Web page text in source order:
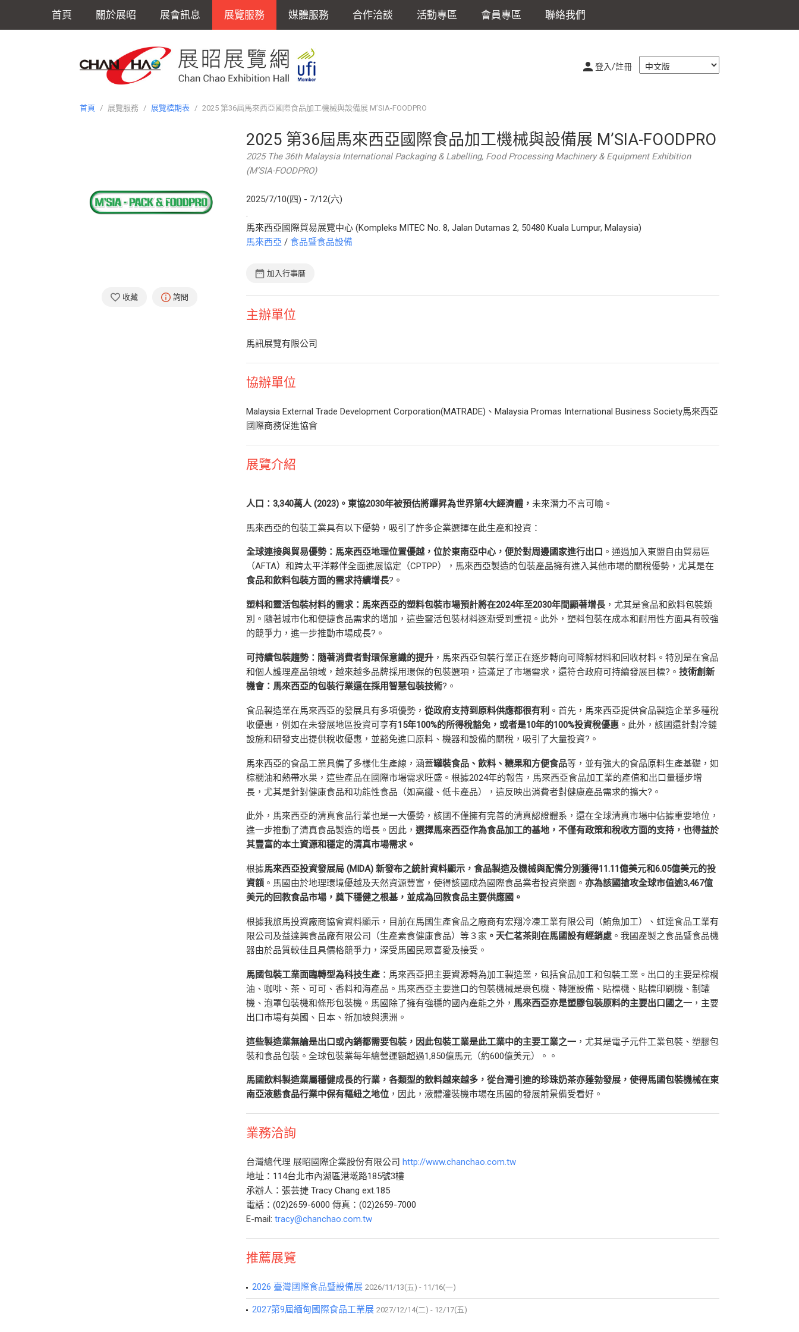
首頁 關於展昭 展會訊息 展覽服務 媒體服務 合作洽談 活動專區 會員專區 聯絡我們
登入/註冊
首頁 / 展覽服務 / 展覽檔期表 / 2025 第36屆馬來西亞國際食品加工機械與設備展 M’SIA-FOODPRO
收藏 詢問
2025 第36屆馬來西亞國際食品加工機械與設備展 M’SIA-FOODPRO
2025 The 36th Malaysia International Packaging & Labelling, Food Processing Machinery & Equipment Exhibition
(M’SIA-FOODPRO)
2025/7/10(四) - 7/12(六)
.
馬來西亞國際貿易展覽中心 (Kompleks MITEC No. 8, Jalan Dutamas 2, 50480 Kuala Lumpur, Malaysia)
馬來西亞 / 食品暨食品設備
加入行事曆
主辦單位
馬訊展覽有限公司
協辦單位
Malaysia External Trade Development Corporation(MATRADE)、Malaysia Promas International Business Society馬來西亞
國際商務促進協會
展覽介紹
人口：3,340萬人 (2023) 。東協2030年被預估將躍昇為世界第4大經濟體， 未來潛力不言可喻。
馬來西亞的包裝工業具有以下優勢，吸引了許多企業選擇在此生產和投資：
全球連接與貿易優勢：馬來西亞地理位置優越，位於東南亞中心，便於對周邊國家進行出口 。通過加入東盟自由貿易區
（AFTA）和跨太平洋夥伴全面進展協定（CPTPP），馬來西亞製造的包裝產品擁有進入其他市場的關稅優勢，尤其是在
食品和飲料包裝方面的需求持續增長?。
塑料和靈活包裝材料的需求：馬來西亞的塑料包裝市場預計將在2024年至2030年間顯著增長 ，尤其是食品和飲料包裝類
別。隨著城市化和便捷食品需求的增加，這些靈活包裝材料逐漸受到重視。此外，塑料包裝在成本和耐用性方面具有較強
的競爭力，進一步推動市場成長?。
可持續包裝趨勢：隨著消費者對環保意識的提升 ，馬來西亞包裝行業正在逐步轉向可降解材料和回收材料。特別是在食品
和個人護理產品領域，越來越多品牌採用環保的包裝選項，這滿足了市場需求，還符合政府可持續發展目標?。技術創新
機會：馬來西亞的包裝行業還在採用智慧包裝技術?。
食品製造業在馬來西亞的發展具有多項優勢，從政府支持到原料供應都很有利 。首先，馬來西亞提供食品製造企業多種稅
收優惠，例如在未發展地區投資可享有15年100%的所得稅豁免，或者是10年的100%投資稅優惠 。此外，該國還針對冷鏈
設施和研發支出提供稅收優惠，並豁免進口原料、機器和設備的關稅，吸引了大量投資?。
馬來西亞的食品工業具備了多樣化生產線，涵蓋罐裝食品、飲料、糖果和方便食品等，並有強大的食品原料生產基礎，如
棕櫚油和熱帶水果，這些產品在國際市場需求旺盛。根據2024年的報告，馬來西亞食品加工業的產值和出口量穩步增
長，尤其是針對健康食品和功能性食品（如高纖、低卡產品），這反映出消費者對健康產品需求的擴大?。
此外，馬來西亞的清真食品行業也是一大優勢，該國不僅擁有完善的清真認證體系，還在全球清真市場中佔據重要地位，
進一步推動了清真食品製造的增長。因此，選擇馬來西亞作為食品加工的基地，不僅有政策和稅收方面的支持，也得益於
其豐富的本土資源和穩定的清真市場需求。
根據馬來西亞投資發展局 (MIDA)新發布之統計資料顯示，食品製造及機械與配備分別獲得11.11億美元和6.05億美元的投
資額 。馬國由於地理環境優越及天然資源豐富，使得該國成為國際食品業者投資樂園。 亦為該國搶攻全球市值逾3,467億
美元的回教食品市場，奠下穩健之根基，並成為回教食品主要供應國。
根據我旅馬投資廠商協會資料顯示，目前在馬國生產食品之廠商有宏翔冷凍工業有限公司（鮪魚加工）、虹達食品工業有
限公司及益達興食品廠有限公司（生產素食健康食品）等３家 。天仁茗茶則在馬國設有經銷處 。我國產製之食品暨食品機
器由於品質較佳且具價格競爭力，深受馬國民眾喜愛及接受。
馬國包裝工業面臨轉型為科技生產 ：馬來西亞把主要資源轉為加工製造業，包括食品加工和包裝工業。出口的主要是棕櫚
油、咖啡、茶、可可、香料和海產品。馬來西亞主要進口的包裝機械是裹包機、轉運設備、貼標機、貼標印刷機、制罐
機、泡罩包裝機和條形包裝機。馬國除了擁有強穩的國內產能之外， 馬來西亞亦是塑膠包裝原料的主要出口國之一 ，主要
出口市場有英國、日本、新加坡與澳洲。
這些製造業無論是出口或內銷都需要包裝，因此包裝工業是此工業中的主要工業之一 ，尤其是電子元件工業包裝、塑膠包
裝和食品包裝。全球包裝業每年總營運額超過1,850億馬元（約600億美元）。。
馬國飲料製造業屬穩健成長的行業，各類型的飲料越來越多，從台灣引進的珍珠奶茶亦蓬勃發展，使得馬國包裝機械在東
南亞液態食品行業中保有樞紐之地位 ，因此，液體灌裝機市場在馬國的發展前景備受看好。
業務洽詢
台灣總代理 展昭國際企業股份有限公司 http://www.chanchao.com.tw
地址：114台北市內湖區港墘路185號3樓
承辦人：張芸捷 Tracy Chang ext.185
電話：(02)2659-6000 傳真：(02)2659-7000
E-mail:tracy@chanchao.com.tw
推薦展覽
2026 臺灣國際食品暨設備展 2026/11/13(五) - 11/16(一)
2027第9屆緬甸國際食品工業展 2027/12/14(二) - 12/17(五)